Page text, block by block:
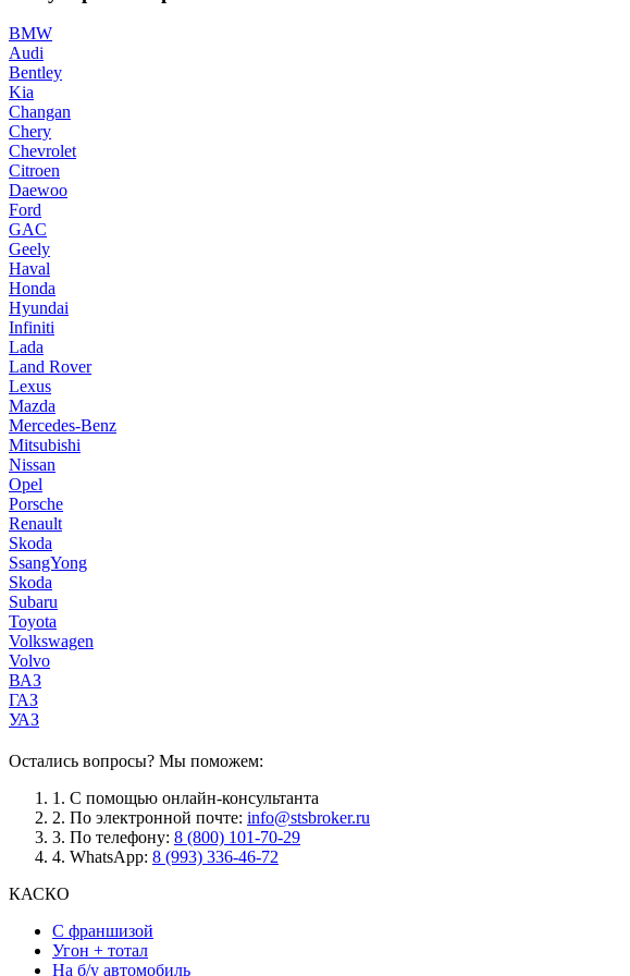
BMW
Audi
Bentley
Kia
Changan
Chery
Chevrolet
Citroen
Daewoo
Ford
GAC
Geely
Haval
Honda
Hyundai
Infiniti
Lada
Land Rover
Lexus
Mazda
Mercedes-Benz
Mitsubishi
Nissan
Opel
Porsche
Renault
Skoda
SsangYong
Skoda
Subaru
Toyota
Volkswagen
Volvo
ВАЗ
ГАЗ
УАЗ
Остались вопросы? Мы поможем:
1. С помощью онлайн-консультанта
2. По электронной почте: info@stsbroker.ru
3. По телефону: 8 (800) 101-70-29
4. WhatsApp: 8 (993) 336-46-72
КАСКО
С франшизой
Угон + тотал
На б/у автомобиль